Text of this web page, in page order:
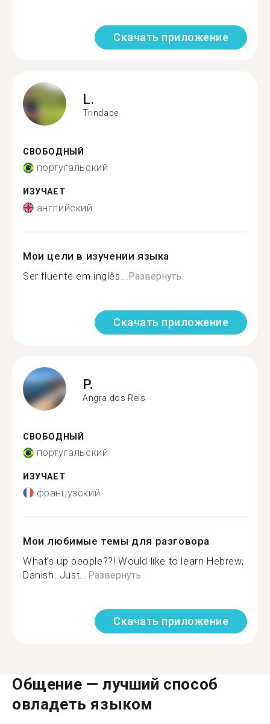
Скачать приложение
L.
Trindade
СВОБОДНЫЙ
португальский
ИЗУЧАЕТ
английский
Мои цели в изучении языка
Ser fluente em inglês... Развернуть
Скачать приложение
P.
Angra dos Reis
СВОБОДНЫЙ
португальский
ИЗУЧАЕТ
французский
Мои любимые темы для разговора
What’s up people??! Would like to learn Hebrew,
Danish. Just... Развернуть
Скачать приложение
Общение — лучший способ
овладеть языком